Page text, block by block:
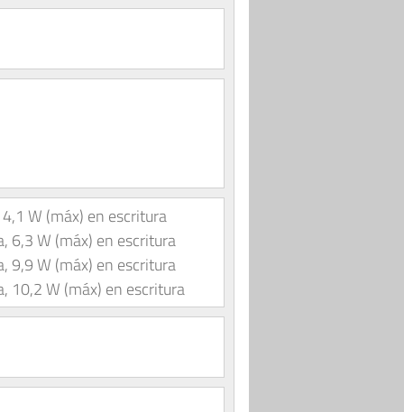
W (máx) en escritura
6,3 W (máx) en escritura
9,9 W (máx) en escritura
10,2 W (máx) en escritura